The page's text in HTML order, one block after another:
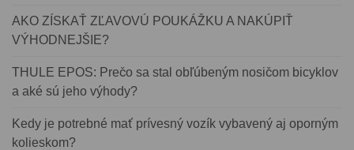
AKO ZÍSKAŤ ZĽAVOVÚ POUKÁŽKU A NAKÚPIŤ
VÝHODNEJŠIE?
THULE EPOS: Prečo sa stal obľúbeným nosičom bicyklov
a aké sú jeho výhody?
Kedy je potrebné mať prívesný vozík vybavený aj oporným
kolieskom?